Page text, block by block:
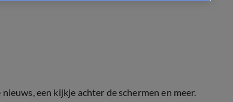
een kijkje achter de schermen en meer.